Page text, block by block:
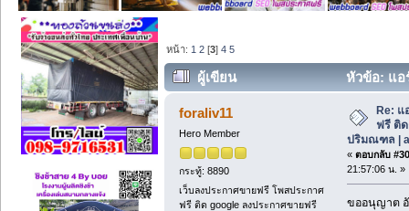
หน้า: 1 2 [3]4 5
ผู้เขียน
หัวข้อ: แอ
ปริมณฑล | air-ban (อ่าน 506 ครั้ง)
foraliv11
Hero Member
กระทู้: 8890
เว็บลงประกาศขายฟรี โพสประกาศ
ฟรี ติด google ลงประกาศขายฟรี
Re:
ฟรี ติ
ปริมณฑล |
« ตอบกลับ
21:57:06 น. »
ขออนุญาต